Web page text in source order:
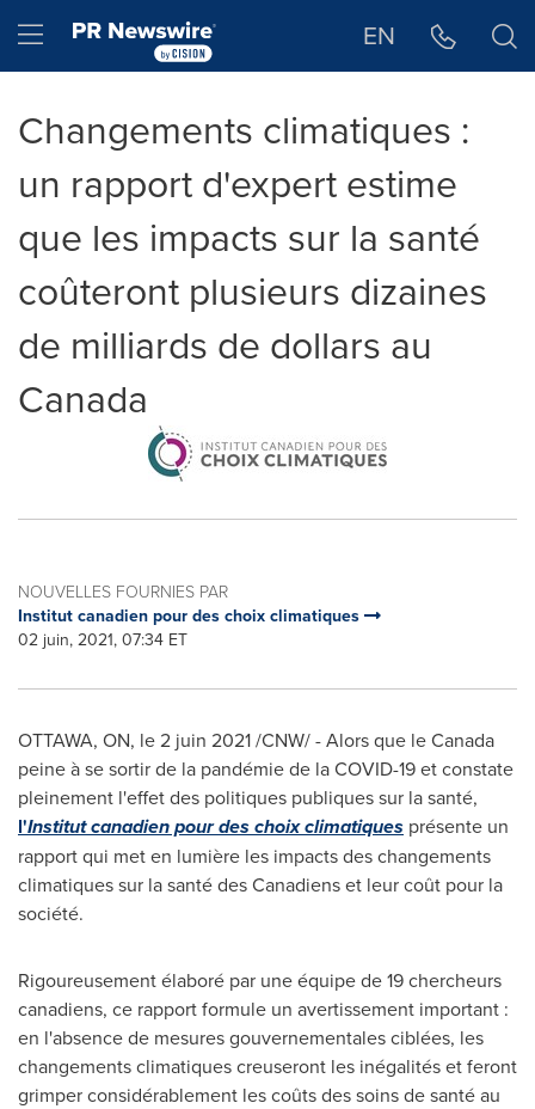
Hamburger menu EN
Changements climatiques :
un rapport d'expert estime
que les impacts sur la santé
coûteront plusieurs dizaines
de milliards de dollars au
Canada
NOUVELLES FOURNIES PAR
Institut canadien pour des choix climatiques
02 juin, 2021, 07:34 ET
OTTAWA, ON, le 2 juin 2021 /CNW/ - Alors que leCanada
peine à se sortir de la pandémie de la COVID-19 et constate
pleinement l'effet des politiques publiques sur la santé,
l'Institut canadien pour des choix climatiques présente un
rapport qui met en lumière les impacts des changements
climatiques sur la santé des Canadiens et leur coût pour la
société.
Rigoureusement élaboré par une équipe de 19 chercheurs
canadiens, ce rapport formule un avertissement important :
en l'absence de mesures gouvernementales ciblées, les
changements climatiques creuseront les inégalités et feront
grimper considérablement les coûts des soins de santé au